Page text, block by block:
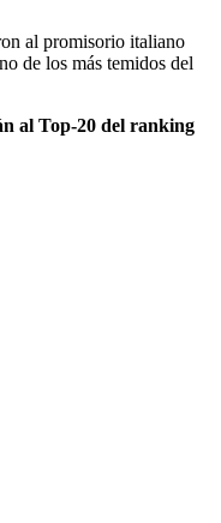
al promisorio italiano
de los más temidos del
al Top-20 del ranking